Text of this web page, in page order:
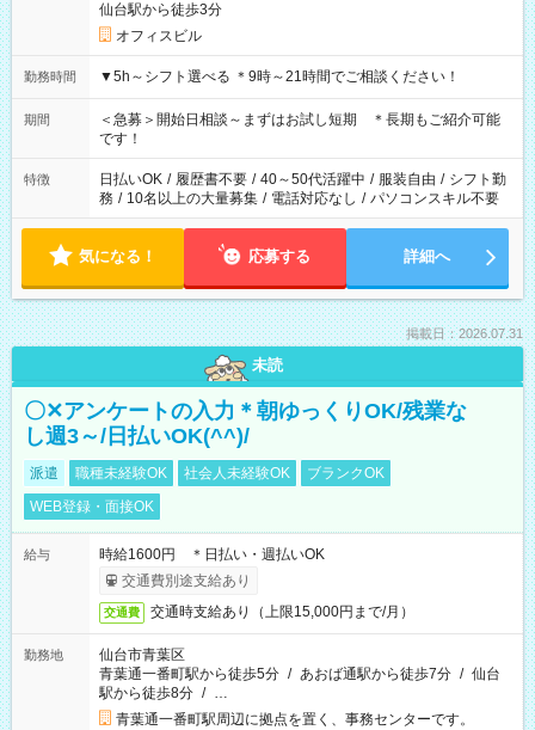
仙台駅から徒歩3分
オフィスビル
勤務時間 ▼5h～シフト選べる ＊9時～21時間でご相談ください！
期間
＜急募＞開始日相談～まずはお試し短期 ＊長期もご紹介可能
です！
特徴 日払いOK / 履歴書不要 / 40～50代活躍中 / 服装自由 / シフト勤
務 / 10名以上の大量募集 / 電話対応なし / パソコンスキル不要
気になる！ 応募する 詳細へ
掲載日：2026.07.31
未読
〇✕アンケートの入力＊朝ゆっくりOK/残業な
し週3～/日払いOK(^^)/
派遣 職種未経験OK 社会人未経験OK
ブランクOK
WEB登録・面接OK
給与
時給1600円 ＊日払い・週払いOK
交通費別途支給あり
交通費 交通時支給あり（上限15,000円まで/月）
勤務地
仙台市青葉区
青葉通一番町駅から徒歩5分 / あおば通駅から徒歩7分 / 仙台
駅から徒歩8分 / …
青葉通一番町駅周辺に拠点を置く、事務センターです。